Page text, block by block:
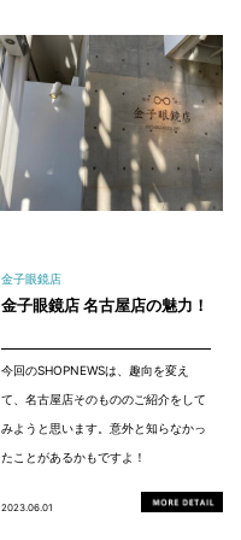
金子眼鏡店
金子眼鏡店 名古屋店の魅力！
今回のSHOPNEWSは、趣向を変え
て、名古屋店そのもののご紹介をして
みようと思います。意外と知らなかっ
たことがあるかもですよ！
2023.06.01